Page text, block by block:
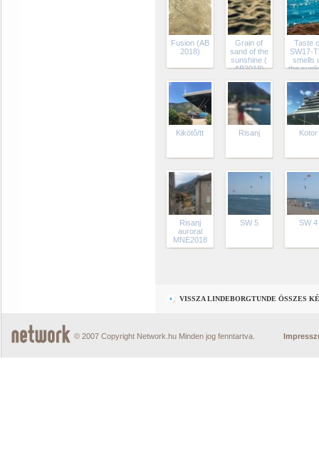
Fusion (AB
2018)
Grain of
sand of the
sunshine (
AB2018)
Taste
SW17-
smells
the
Kikötô/tt Risanj Kotor
Risanj
auroral
MNE2018
SW 5 SW 4
VISSZA LINDEBORGTUNDE ÖSSZES
© 2007 Copyright Network.hu Minden jog fenntartva.